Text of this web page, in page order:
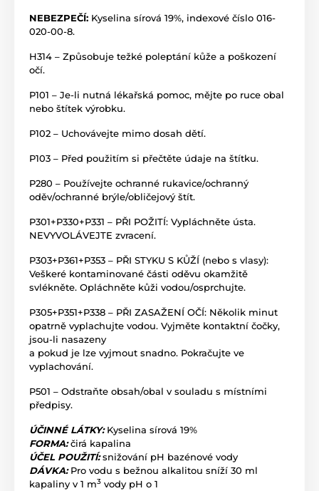
řiďte vždy příslušným návodem.
Pro správné dávkování přípravku pH použijte
zařízení ASIN Aqua.
Používejte přípravky bezpečně. Před použitím si
vždy přečtěte údaje na obalu.
Obsah: 20l
Pouze osobní odběr, v případě přeposlání - je
zasláno kurýrem přímo od dodavatele s nutností
úhrady předem.
NEBEZPEČÍ: Kyselina sírová 19%, indexové číslo 016-
020-00-8.
H314 – Způsobuje težké poleptání kůže a poškození
očí.
P101 – Je-li nutná lékařská pomoc, mějte po ruce obal
nebo štítek výrobku.
P102 – Uchovávejte mimo dosah dětí.
P103 – Před použitím si přečtěte údaje na štítku.
P280 – Používejte ochranné rukavice/ochranný
oděv/ochranné brýle/obličejový štít.
P301+P330+P331 – PŘI POŽITÍ: Vypláchněte ústa.
NEVYVOLÁVEJTE zvracení.
P303+P361+P353 – PŘI STYKU S KŮŽÍ (nebo s vlasy):
Veškeré kontaminované části oděvu okamžitě
svlékněte. Opláchněte kůži vodou/osprchujte.
P305+P351+P338 – PŘI ZASAŽENÍ OČÍ: Několik minut
opatrně vyplachujte vodou. Vyjměte kontaktní čočky,
jsou-li nasazeny
a pokud je lze vyjmout snadno. Pokračujte ve
vyplachování.
P501 – Odstraňte obsah/obal v souladu s místními
předpisy.
ÚČINNÉ LÁTKY:Kyselina sírová 19%
FORMA:čirá kapalina
ÚČEL POUŽITÍ:snižování pH bazénové vody
DÁVKA:Pro vodu s bežnou alkalitou sníží 30 ml
kapaliny v 1 m3 vody pH o 1